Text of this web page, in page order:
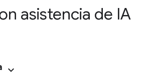
asistencia de IA